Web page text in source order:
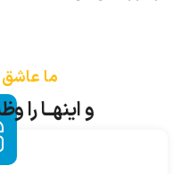
ما
و اینهــا